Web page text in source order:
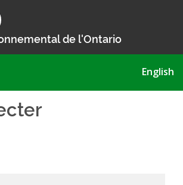
de l'Ontario
English